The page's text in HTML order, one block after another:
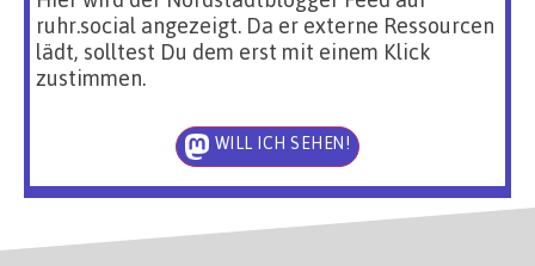
ruhr.social angezeigt. Da er externe Ressourcen
lädt, solltest Du dem erst mit einem Klick
zustimmen.
WILL ICH SEHEN!